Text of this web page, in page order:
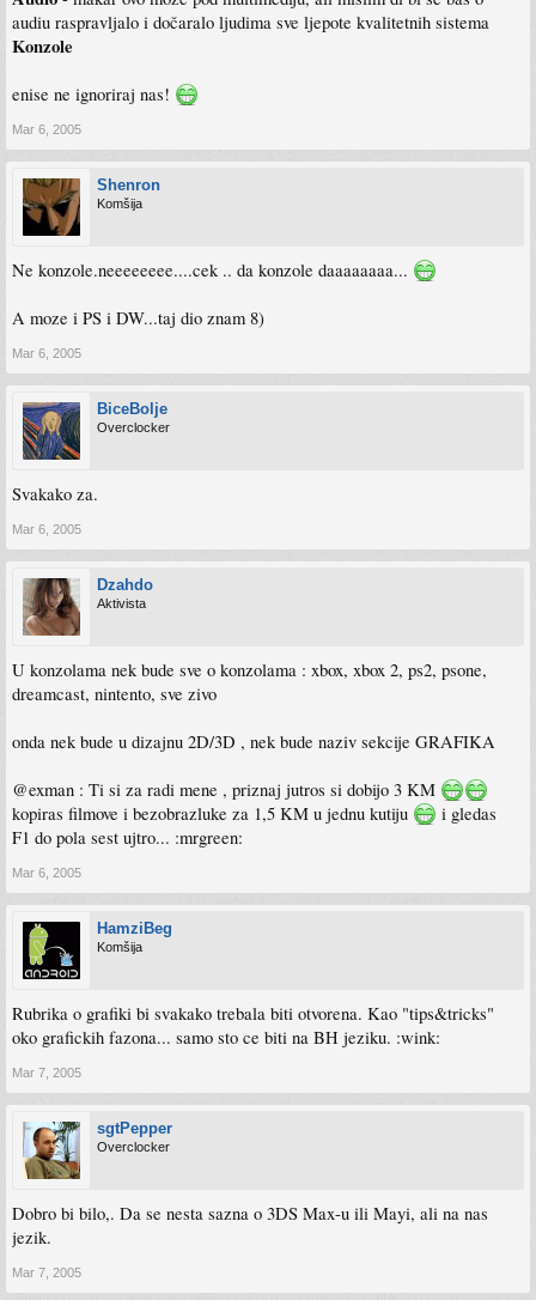
audiu raspravljalo i dočaralo ljudima sve ljepote kvalitetnih sistema
Konzole
enise ne ignoriraj nas!
Mar 6, 2005
Shenron
Komšija
Ne konzole.neeeeeeee....cek .. da konzole daaaaaaaa...
A moze i PS i DW...taj dio znam 8)
Mar 6, 2005
BiceBolje
Overclocker
Svakako za.
Mar 6, 2005
Dzahdo
Aktivista
U konzolama nek bude sve o konzolama : xbox, xbox 2, ps2, psone,
dreamcast, nintento, sve zivo
onda nek bude u dizajnu 2D/3D , nek bude naziv sekcije GRAFIKA
@exman : Ti si za radi mene , priznaj jutros si dobijo 3 KM
kopiras filmove i bezobrazluke za 1,5 KM u jednu kutiju
i gledas
F1 do pola sest ujtro... :mrgreen:
Mar 6, 2005
HamziBeg
Komšija
Rubrika o grafiki bi svakako trebala biti otvorena. Kao "tips&tricks"
oko grafickih fazona... samo sto ce biti na BH jeziku. :wink:
Mar 7, 2005
sgtPepper
Overclocker
Dobro bi bilo,. Da se nesta sazna o 3DS Max-u ili Mayi, ali na nas
jezik.
Mar 7, 2005